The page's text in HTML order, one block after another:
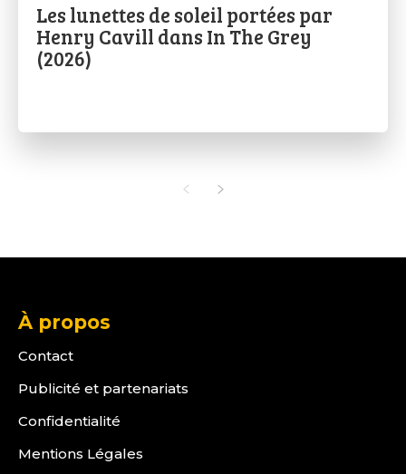
Les lunettes de soleil portées par
Henry Cavill dans In The Grey
(2026)
À propos
Contact
Publicité et partenariats
Confidentialité
Mentions Légales